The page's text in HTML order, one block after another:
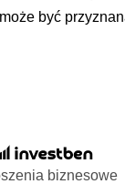
być
biznesowe